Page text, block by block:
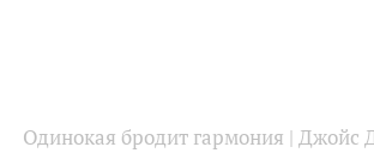
Одинокая бродит гармония | Джойс